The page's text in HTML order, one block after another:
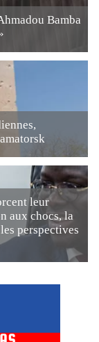
Bamba
leur
aux chocs, la
perspectives